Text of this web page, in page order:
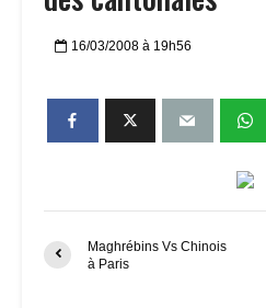
16/03/2008 à 19h56
Maghrébins Vs Chinois
à Paris